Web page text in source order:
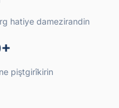
hatiye damezirandin
piştgirîkirin